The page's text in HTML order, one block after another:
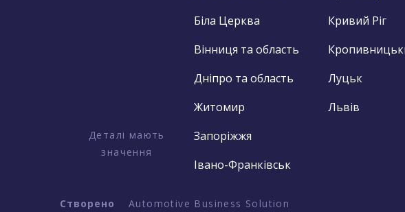
Деталі мають
значення
Біла Церква
Вінниця та область
Дніпро та область
Житомир
Запоріжжя
Івано-Франківськ
Кривий Ріг
Луцьк
Львів
Створено Automotive Business Solution